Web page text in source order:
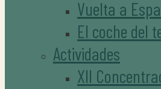
Vuelta a
El coche del
Actividades
XII